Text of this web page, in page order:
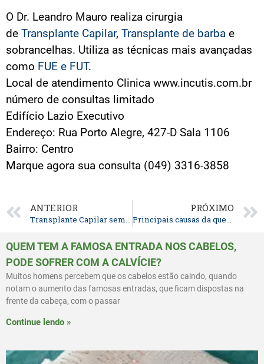
O Dr. Leandro Mauro realiza cirurgia
de Transplante Capilar, Transplante de barba e
sobrancelhas. Utiliza as técnicas mais avançadas
como FUE e FUT.
Local de atendimento Clinica www.incutis.com.br
número de consultas limitado
Edifício Lazio Executivo
Endereço: Rua Porto Alegre, 427-D Sala 1106
Bairro: Centro
Marque agora sua consulta (049) 3316-3858
ANTERIOR
Transplante Capilar sem Cicatriz LINEAR – Técnica FUE
PRÓXIMO
Principais causas da queda de cabelo
QUEM TEM A FAMOSA ENTRADA NOS CABELOS,
PODE SOFRER COM A CALVÍCIE?
Muitos homens percebem que os cabelos estão caindo, quando
notam o aumento das famosas entradas, que ficam dispostas na
frente da cabeça, com o passar
Continue lendo »